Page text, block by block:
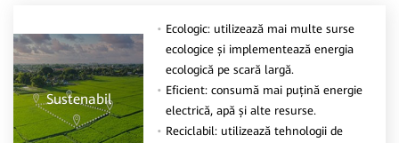
Ecologic: utilizează mai multe surse
ecologice și implementează energia
ecologică pe scară largă.
Eficient: consumă mai puțină energie
electrică, apă și alte resurse.
Reciclabil: utilizează tehnologii de
Sustenabil